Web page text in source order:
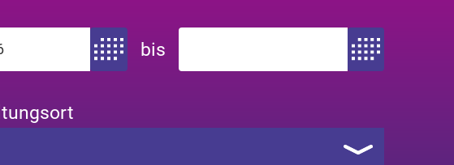
Zeitraum von
bis Zeitraum bis